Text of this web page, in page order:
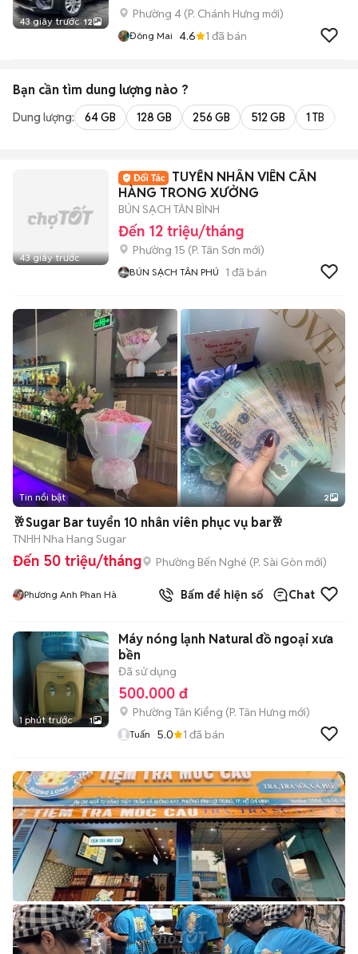
43 giây trước 12
Phường 4 (P. Chánh Hưng mới)
Đông Mai 4.6 1 đã bán
Bạn cần tìm dung lượng nào ?
Dung lượng: 64 GB 128 GB 256 GB 512 GB 1 TB
43 giây trước
TUYỂN NHÂN VIÊN CÂN
HÀNG TRONG XƯỞNG
BÚN SẠCH TÂN BÌNH
Đến 12 triệu/tháng
Phường 15 (P. Tân Sơn mới)
BÚN SẠCH TÂN PHÚ 1 đã bán
Tin nổi bật 2
🥂Sugar Bar tuyển 10 nhân viên phục vụ bar🥂
TNHH Nha Hang Sugar
Đến 50 triệu/tháng Phường Bến Nghé (P. Sài Gòn mới)
Phương Anh Phan Hà Bấm để hiện số Chat
1 phút trước 1
Máy nóng lạnh Natural đồ ngoại xưa
bền
Đã sử dụng
500.000 đ
Phường Tân Kiểng (P. Tân Hưng mới)
Tuấn 5.0 1 đã bán